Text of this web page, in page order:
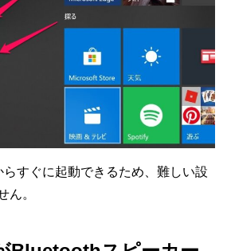
すぐに起動できるため、難しい設
ん。